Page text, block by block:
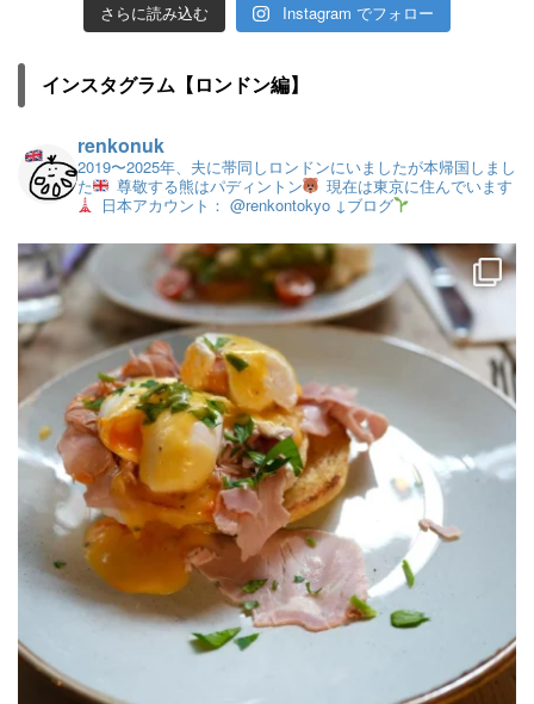
さらに読み込む Instagram でフォロー
インスタグラム【ロンドン編】
renkonuk
2019〜2025年、夫に帯同しロンドンにいましたが本帰国しまし
た
尊敬する熊はパディントン
現在は東京に住んでいます
日本アカウント： @renkontokyo ↓ブログ